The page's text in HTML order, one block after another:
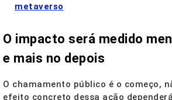
metaverso
O impacto será medido
e mais no depois
O chamamento público é o começo,
efeito concreto dessa ação